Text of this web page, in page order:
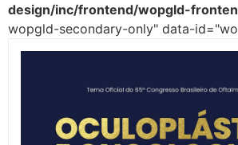
design/inc/frontend/wopgld-
wopgld-secondary-only" data-